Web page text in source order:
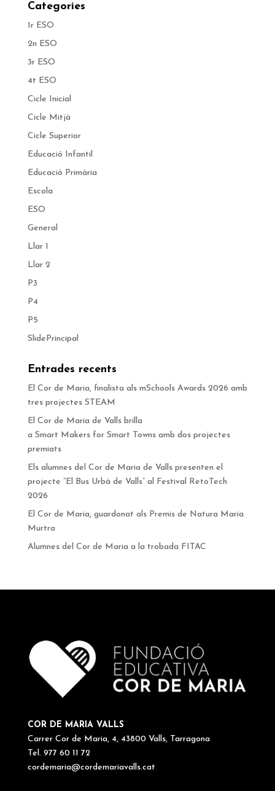
Categories
1r ESO
2n ESO
3r ESO
4t ESO
Cicle Inicial
Cicle Mitjà
Cicle Superior
Educació Infantil
Educació Primària
Escola
ESO
General
Llar 1
Llar 2
P3
P4
P5
SlidePrincipal
Entrades recents
El Cor de Maria, finalista als mSchools Awards 2026 amb
tres projectes STEAM
El Cor de Maria de Valls brilla
a Smart Makers for Smart Towns amb dos projectes
premiats
Els alumnes del Cor de Maria de Valls presenten el
projecte “El Bus Urbà de Valls” al Festival RetoTech
2026
El Cor de Maria, guardonat als Premis de Natura Maria
Murtra
Alumnes del Cor de Maria a la trobada FITAC
COR DE MARIA VALLS
Carrer Cor de Maria, 4, 43800 Valls, Tarragona
Tel. 977 60 11 72
cordemaria@cordemariavalls.cat